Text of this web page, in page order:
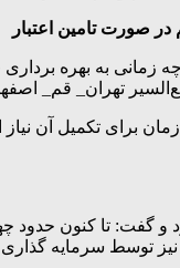
در صورت تامین اعتبار
زمانی به بهره
تهران_ قم_
برای تکمیل آن